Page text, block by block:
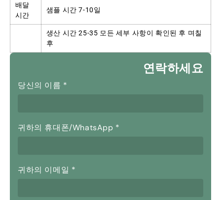
배달
시간
샘플 시간 7-10일
생산 시간 25-35 모든 세부 사항이 확인된 후 며칠
후
연락하세요
당신의 이름 *
귀하의 휴대폰/WhatsApp *
귀하의 이메일 *